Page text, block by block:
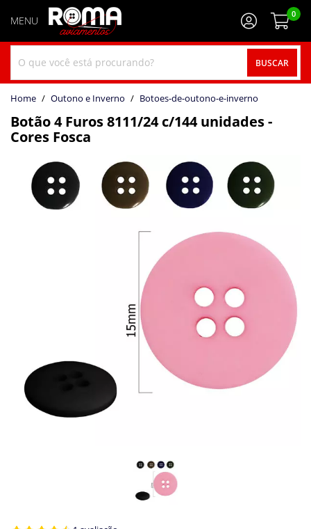
BUSCAR
0
home Outono e Inverno botoes-de-outono-e-inverno
Botão 4 Furos 8111/24 c/144 unidades -
Cores Fosca